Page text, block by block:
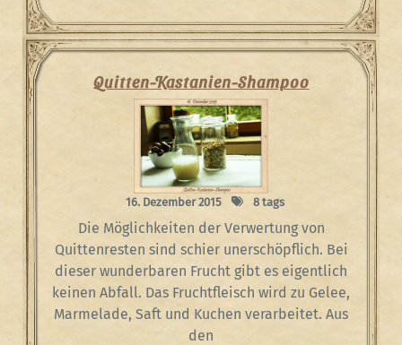
Quitten-Kastanien-Shampoo
16. Dezember 2015 8 tags
Die Möglichkeiten der Verwertung von
Quittenresten sind schier unerschöpflich. Bei
dieser wunderbaren Frucht gibt es eigentlich
keinen Abfall. Das Fruchtfleisch wird zu Gelee,
Marmelade, Saft und Kuchen verarbeitet. Aus
den